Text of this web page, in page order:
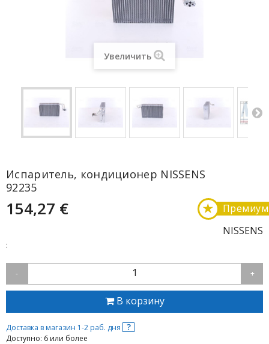
Увеличить
Испаритель, кондиционер NISSENS
92235
154,27 € Премиум
★
NISSENS
:
- 1 +
В корзину
Доставка в магазин 1-2 раб. дня ?
Доступно: 6 или более